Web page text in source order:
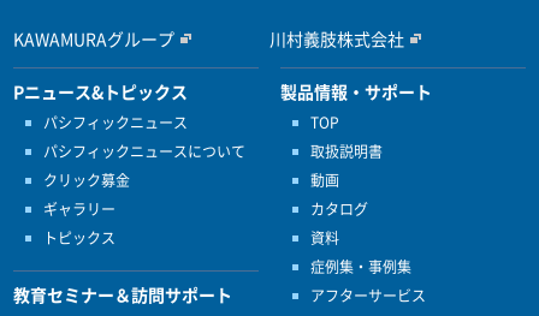
KAWAMURAグループ 川村義肢株式会社
Pニュース&トピックス
パシフィックニュース
パシフィックニュースについて
クリック募金
ギャラリー
トピックス
教育セミナー＆訪問サポート
製品情報・サポート
TOP
取扱説明書
動画
カタログ
資料
症例集・事例集
アフターサービス